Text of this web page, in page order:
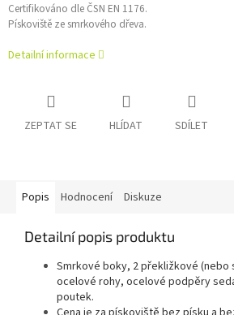
Certifikováno dle ČSN EN 1176.
Pískoviště ze smrkového dřeva.
Detailní informace
ZEPTAT SE HLÍDAT SDÍLET
Popis Hodnocení Diskuze
Detailní popis produktu
Smrkové boky, 2 překližkové (nebo
ocelové rohy, ocelové podpěry
poutek.